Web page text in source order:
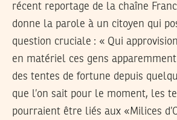
récent reportage de la chaîne
donne la parole à un citoyen qui
question cruciale : « Qui
en matériel ces gens
des tentes de fortune depuis
que l’on sait pour le moment, les
pourraient être liés aux «Milices